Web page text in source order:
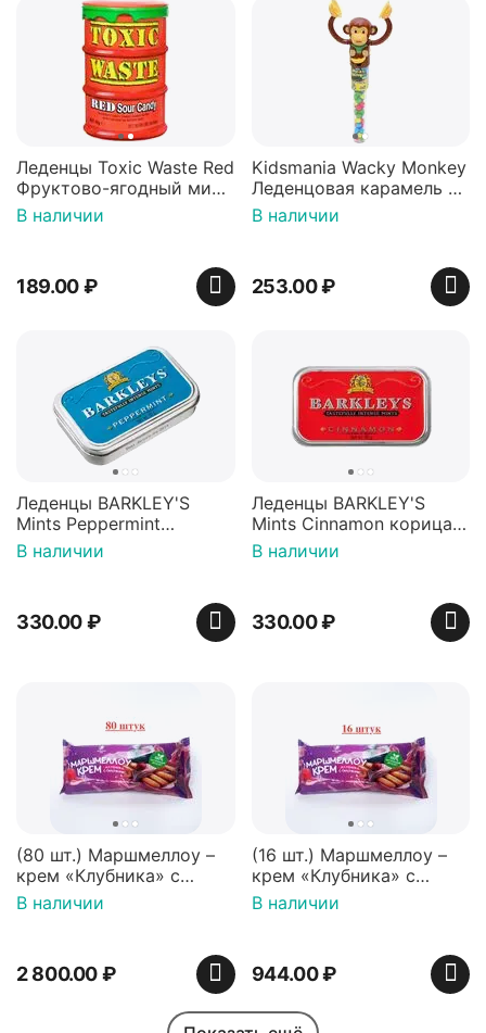
Леденцы Toxic Waste Red
Фруктово-ягодный микс
Красная банка 42 г,
Пакистан
В наличии
189.00₽
Kidsmania Wacky Monkey
Леденцовая карамель с
игрушкой Ваки Манки
12г, Китай
В наличии
253.00₽
Леденцы BARKLEY'S
Mints Peppermint
перечная мята 50г,
Нидерланды
В наличии
330.00₽
Леденцы BARKLEY'S
Mints Cinnamon корица
50г, Нидерланды
В наличии
330.00₽
(80 шт.) Маршмеллоу –
крем «Клубника» с
палочками (ТМ
«Зефирный Лео»)
В наличии
2 800.00₽
(16 шт.) Маршмеллоу –
крем «Клубника» с
палочками (ТМ
«Зефирный Лео»)
В наличии
944.00₽